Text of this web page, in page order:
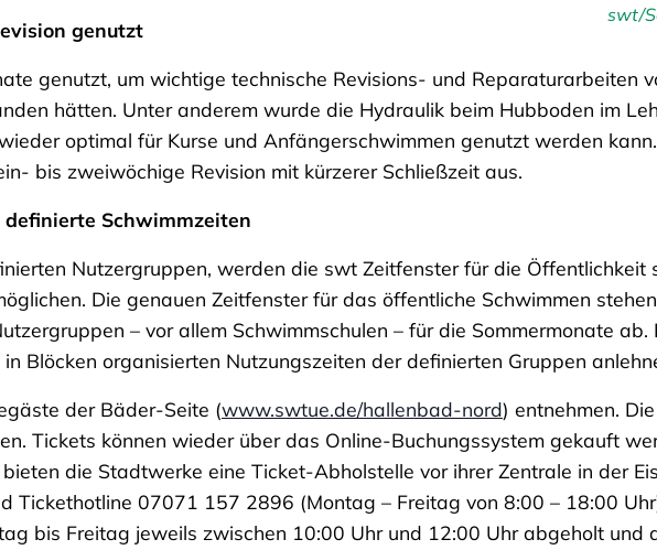
swt/
genutzt
genutzt, um wichtige technische Revisions- und Reparaturarbeiten
hätten. Unter anderem wurde die Hydraulik beim Hubboden im
optimal für Kurse und Anfängerschwimmen genutzt werden
bis zweiwöchige Revision mit kürzerer Schließzeit aus.
definierte Schwimmzeiten
Nutzergruppen, werden die swt Zeitfenster für die Öffentlichkeit
Die genauen Zeitfenster für das öffentliche Schwimmen
– vor allem Schwimmschulen – für die Sommermonate
Blöcken organisierten Nutzungszeiten der definierten Gruppen
der Bäder-Seite (www.swtue.de/hallenbad-nord) entnehmen.
Tickets können wieder über das Online-Buchungssystem gekauft
die Stadtwerke eine Ticket-Abholstelle vor ihrer Zentrale in der
Tickethotline 07071 157 2896 (Montag – Freitag von 8:00 – 18:00
bis Freitag jeweils zwischen 10:00 Uhr und 12:00 Uhr abgeholt und